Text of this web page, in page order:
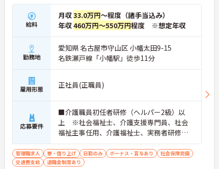
給料
月収33.0万円～程度（諸手当込み）
年収460万円～550万円程度 ※想定年収
勤務地
愛知県 名古屋市守山区 小幡太田9-15
名鉄瀬戸線「小幡駅」徒歩11分
雇用形態 正社員(正職員)
応募要件
■介護職員初任者研修（ヘルパー2級）以
上 ※社会福祉士、介護支援専門員、社会
福祉主事任用、介護福祉士、実務者研修歓
迎 ■管理職、生活相談員、サービス提供責
任者、またはそれらに類する職種での業務
経験をお持ちの方 ■普通自動車免許（AT
管理職求人 寮・借り上げ 日勤のみ ボーナス・賞与あり
社会保険完備
交通費支給
退職金制度あり